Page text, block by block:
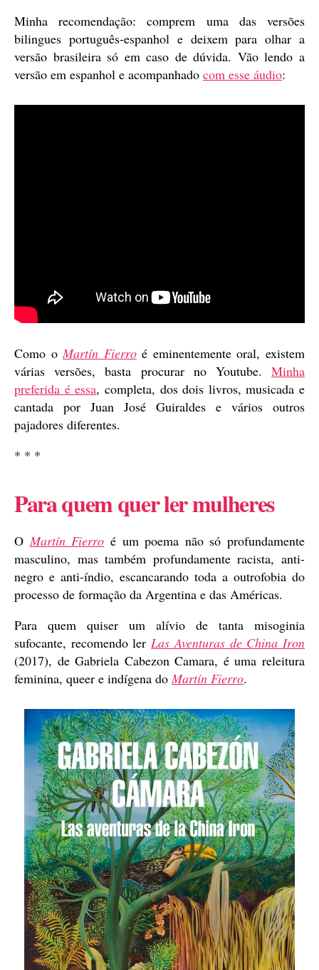
Minha recomendação: comprem uma das versões
bilingues português-espanhol e deixem para olhar a
versão brasileira só em caso de dúvida. Vão lendo a
versão em espanhol e acompanhado com esse áudio:
Como oMartín Fierroé eminentemente oral, existem
várias versões, basta procurar no Youtube. Minha
preferida é essa, completa, dos dois livros, musicada e
cantada por Juan José Guiraldes e vários outros
pajadores diferentes.
* * *
Para quem quer ler mulheres
O Martín Fierro é um poema não só profundamente
masculino, mas também profundamente racista, anti-
negro e anti-índio, escancarando toda a outrofobia do
processo de formação da Argentina e das Américas.
Para quem quiser um alívio de tanta misoginia
sufocante, recomendo lerLas Aventuras de China Iron
(2017), de Gabriela Cabezon Camara, é uma releitura
feminina, queer e indígena do Martín Fierro.